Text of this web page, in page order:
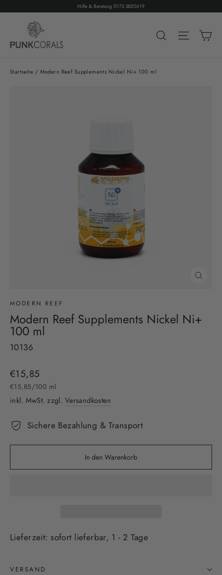
Hilfe & Beratung 0173 3820619
Suche
Startseite / Modern Reef Supplements Nickel Ni+ 100 ml
MODERN REEF
Modern Reef Supplements Nickel Ni+
100 ml
10136
Normaler
Preis
€15,85
€15,85/100 ml
inkl. MwSt. zzgl. Versandkosten
Sichere Bezahlung & Transport
In den Warenkorb
Lieferzeit: sofort lieferbar, 1 - 2 Tage
VERSAND